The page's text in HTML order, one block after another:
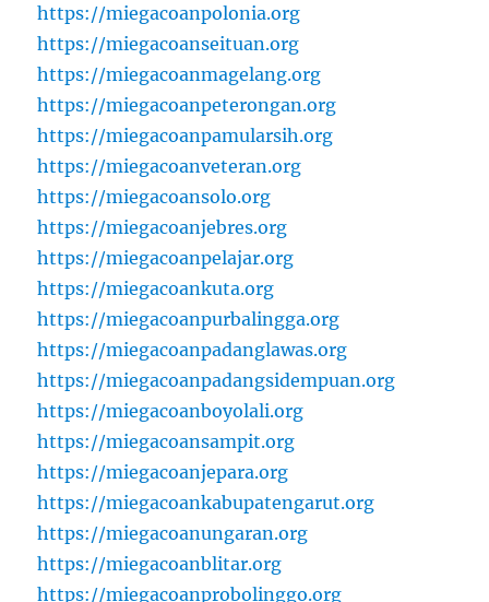
https://miegacoanpolonia.org
https://miegacoanseituan.org
https://miegacoanmagelang.org
https://miegacoanpeterongan.org
https://miegacoanpamularsih.org
https://miegacoanveteran.org
https://miegacoansolo.org
https://miegacoanjebres.org
https://miegacoanpelajar.org
https://miegacoankuta.org
https://miegacoanpurbalingga.org
https://miegacoanpadanglawas.org
https://miegacoanpadangsidempuan.org
https://miegacoanboyolali.org
https://miegacoansampit.org
https://miegacoanjepara.org
https://miegacoankabupatengarut.org
https://miegacoanungaran.org
https://miegacoanblitar.org
https://miegacoanprobolinggo.org